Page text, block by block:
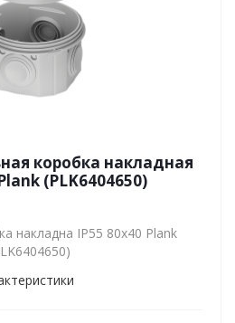
коробка накладная
(PLK6404650)
накладна IP55 80х40 Plank